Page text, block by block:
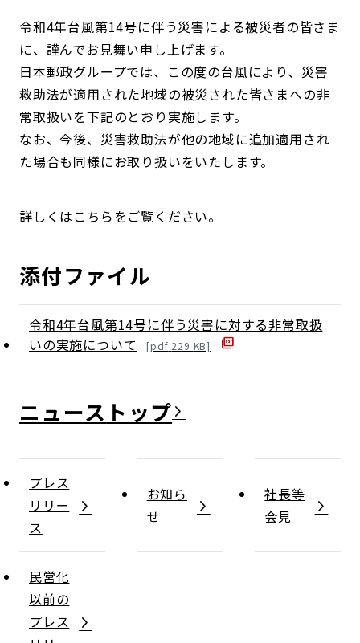
令和4年台風第14号に伴う災害による被災者の皆さま
に、謹んでお見舞い申し上げます。
日本郵政グループでは、この度の台風により、災害
救助法が適用された地域の被災された皆さまへの非
常取扱いを下記のとおり実施します。
なお、今後、災害救助法が他の地域に追加適用され
た場合も同様にお取り扱いをいたします。
詳しくはこちらをご覧ください。
添付ファイル
令和4年台風第14号に伴う災害に対する非常取扱
いの実施について
[pdf 229 KB]
ニュース
プレス
リリー
ス
お知ら
せ
社長等
会見
民営化
以前の
プレス